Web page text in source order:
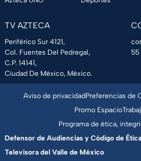
TV AZTECA
Periférico Sur 4121,
Col. Fuentes Del Pedregal,
C.P. 14141,
Ciudad De México, México.
55
Aviso de privacidadPreferencias de
Promo Espacio
Programa de ética,
Defensor de Audiencias y Código de
Televisora del Valle de México